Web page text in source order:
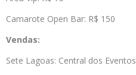
Camarote Open Bar: R$ 150
Vendas:
Sete Lagoas: Central dos Eventos